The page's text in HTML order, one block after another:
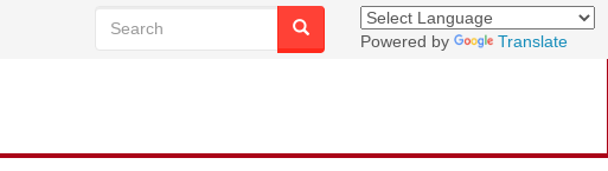
Powered by Translate